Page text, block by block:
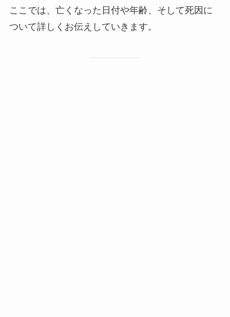
ここでは、亡くなった日付や年齢、そして死因に
ついて詳しくお伝えしていきます。